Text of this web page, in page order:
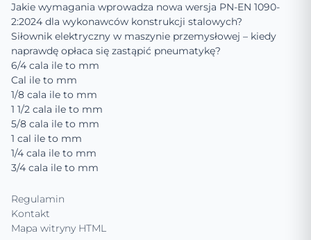
Jakie wymagania wprowadza nowa wersja PN-EN 1090-
2:2024 dla wykonawców konstrukcji stalowych?
Siłownik elektryczny w maszynie przemysłowej – kiedy
naprawdę opłaca się zastąpić pneumatykę?
6/4 cala ile to mm
Cal ile to mm
1/8 cala ile to mm
1 1/2 cala ile to mm
5/8 cala ile to mm
1 cal ile to mm
1/4 cala ile to mm
3/4 cala ile to mm
Regulamin
Kontakt
Mapa witryny HTML